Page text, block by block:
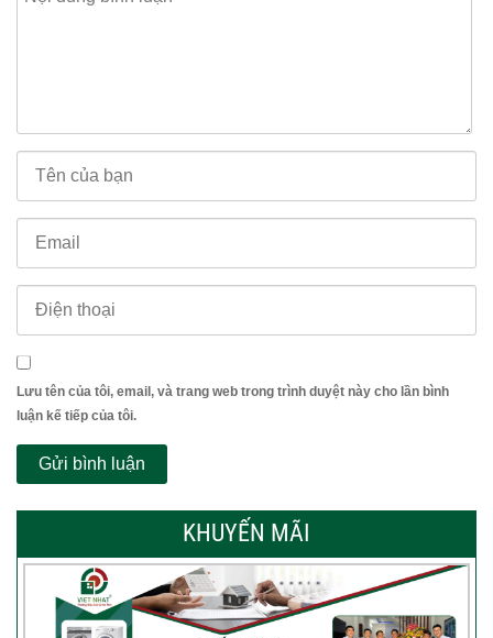
Lưu tên của tôi, email, và trang web trong trình duyệt này cho lần bình
luận kế tiếp của tôi.
KHUYẾN MÃI